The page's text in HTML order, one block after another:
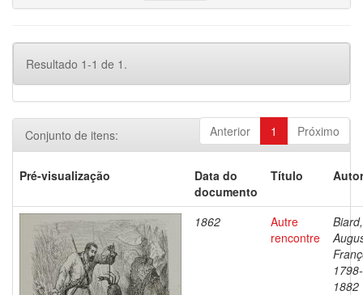
Resultado 1-1 de 1.
Anterior 1 Próximo
Conjunto de itens:
Pré-visualização
Data do
documento
Título
1862
Autre
rencontre
Biard,
1798-
1882